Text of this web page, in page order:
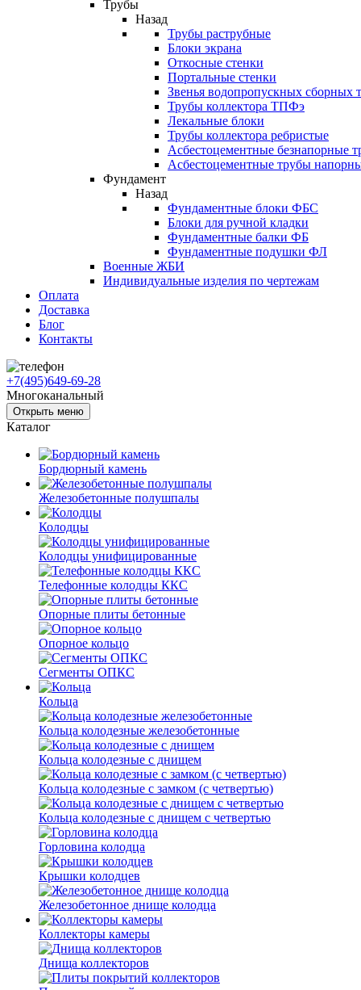
Трубы
Назад
Трубы раструбные
Блоки экрана
Откосные стенки
Портальные стенки
Звенья водопропускных сборных
Трубы коллектора ТПФэ
Лекальные блоки
Трубы коллектора ребристые
Асбестоцементные безнапорные
Асбестоцементные трубы
Фундамент
Назад
Фундаментные блоки ФБС
Блоки для ручной кладки
Фундаментные балки ФБ
Фундаментные подушки ФЛ
Военные ЖБИ
Индивидуальные изделия по чертежам
Оплата
Доставка
Блог
Контакты
+7(495)649-69-28
Многоканальный
Открыть меню
Каталог
Бордюрный камень
Железобетонные полушпалы
Колодцы
Колодцы унифицированные
Телефонные колодцы ККС
Опорные плиты бетонные
Опорное кольцо
Сегменты ОПКС
Кольца
Кольца колодезные железобетонные
Кольца колодезные с днищем
Кольца колодезные с замком (с четвертью)
Кольца колодезные с днищем с четвертью
Горловина колодца
Крышки колодцев
Железобетонное днище колодца
Коллекторы камеры
Днища коллекторов